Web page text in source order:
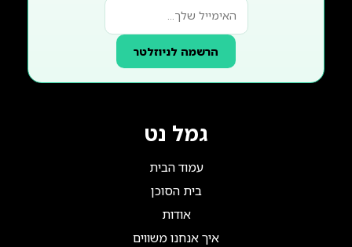
הרשמה לניוזלטר
גמל נט
עמוד הבית
בית הסוכן
אודות
איך אנחנו משווים